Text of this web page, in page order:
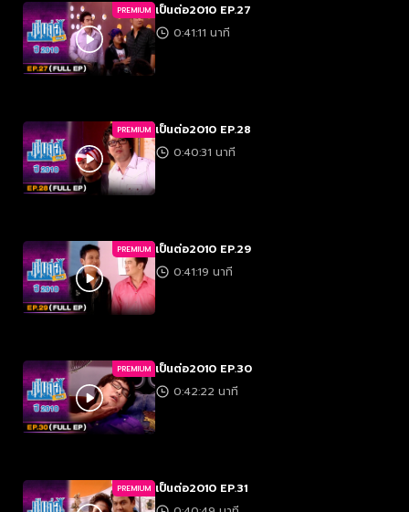
PREMIUM เป็นต่อ2010 EP.27
0:41:11 นาที
PREMIUM เป็นต่อ2010 EP.28
0:40:31 นาที
PREMIUM เป็นต่อ2010 EP.29
0:41:19 นาที
PREMIUM เป็นต่อ2010 EP.30
0:42:22 นาที
PREMIUM เป็นต่อ2010 EP.31